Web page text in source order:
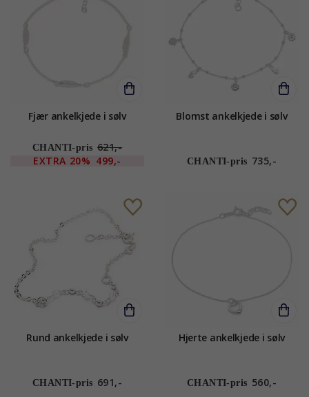
Fjær ankelkjede i sølv
CHANTI-pris 621,-
EXTRA 20% 499,-
Blomst ankelkjede i sølv
CHANTI-pris 735,-
Rund ankelkjede i sølv
CHANTI-pris 691,-
Hjerte ankelkjede i sølv
CHANTI-pris 560,-